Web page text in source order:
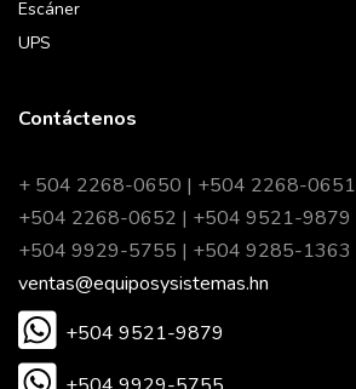
Escáner
UPS
Contáctenos
+ 504 2268-0650 | +504 2268-0651
+504 2268-0652 | +504 9521-9879
+504 9929-5755 | +504 9285-1363
ventas@equiposysistemas.hn
+504 9521-9879